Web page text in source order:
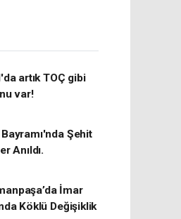
artık TOÇ gibi
var!
Şehit
Anıldı.
İmar
Köklü Değişiklik